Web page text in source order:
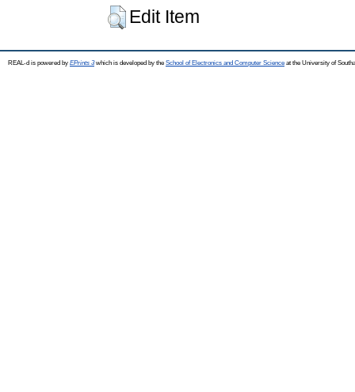
Edit Item
REAL-d is powered by EPrints 3which is developed by the School of Electronics and Computer Science at the University of